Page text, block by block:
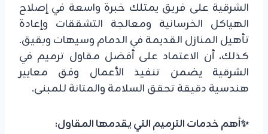
الشرقية على فريق يمتلك خبرة واسعة في إصلاح
الهياكل الخرسانية ومعالجة التشققات وإعادة
تأهيل المنازل القديمة في الدمام وسيهات وبقيق.
كذلك، أن الاعتماد على أفضل مقاول ترميم في
الشرقية يضمن تنفيذ الأعمال وفق معايير
هندسية دقيقة تحقق السلامة والمتانة للمبنى.
✨أهم خدمات الترميم التي يقدمها المقاول: